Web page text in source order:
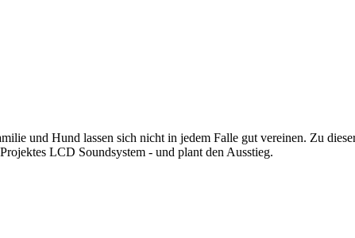
und Hund lassen sich nicht in jedem Falle gut vereinen. Zu
LCD Soundsystem - und plant den Ausstieg.